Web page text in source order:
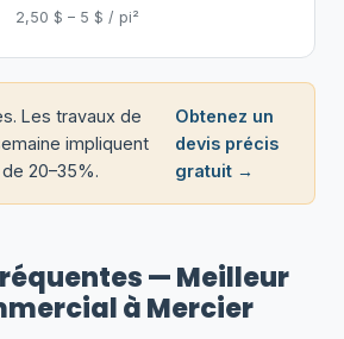
2,50 $ – 5 $ / pi²
Les travaux de
impliquent
20–35%.
Obtenez un
devis précis
gratuit →
— Meilleur
à Mercier